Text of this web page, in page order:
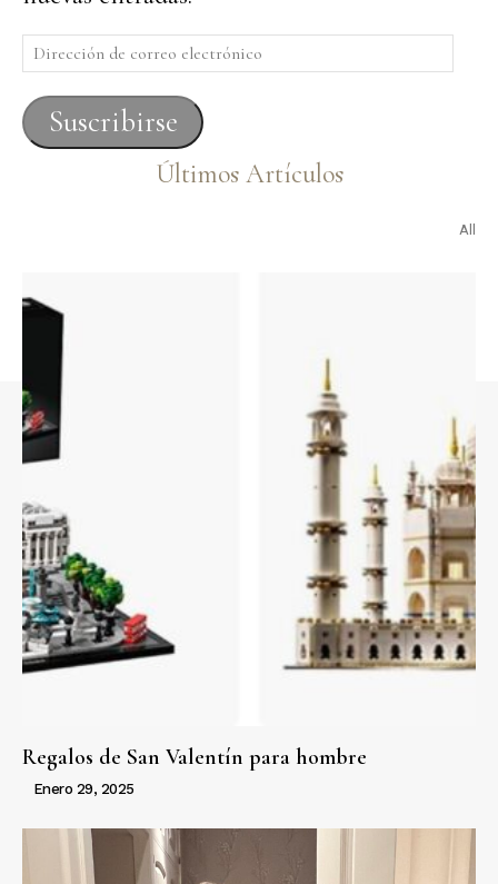
Dirección
de
correo
electrónico
Suscribirse
Últimos Artículos
All
Regalos de San Valentín para hombre
Enero 29, 2025